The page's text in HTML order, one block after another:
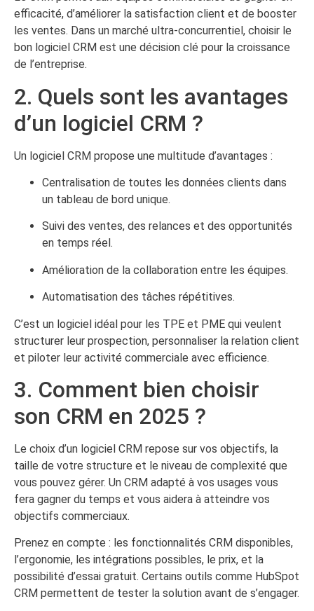
efficacité, d’améliorer la satisfaction client et de booster
les ventes. Dans un marché ultra-concurrentiel, choisir le
bon logiciel CRM est une décision clé pour la croissance
de l’entreprise.
2. Quels sont les avantages
d’un logiciel CRM ?
Un logiciel CRM propose une multitude d’avantages :
Centralisation de toutes les données clients dans
un tableau de bord unique.
Suivi des ventes, des relances et des opportunités
en temps réel.
Amélioration de la collaboration entre les équipes.
Automatisation des tâches répétitives.
C’est un logiciel idéal pour les TPE et PME qui veulent
structurer leur prospection, personnaliser la relation client
et piloter leur activité commerciale avec efficience.
3. Comment bien choisir
son CRM en 2025 ?
Le choix d’un logiciel CRM repose sur vos objectifs, la
taille de votre structure et le niveau de complexité que
vous pouvez gérer. Un CRM adapté à vos usages vous
fera gagner du temps et vous aidera à atteindre vos
objectifs commerciaux.
Prenez en compte : les fonctionnalités CRM disponibles,
l’ergonomie, les intégrations possibles, le prix, et la
possibilité d’essai gratuit. Certains outils comme HubSpot
CRM permettent de tester la solution avant de s’engager.